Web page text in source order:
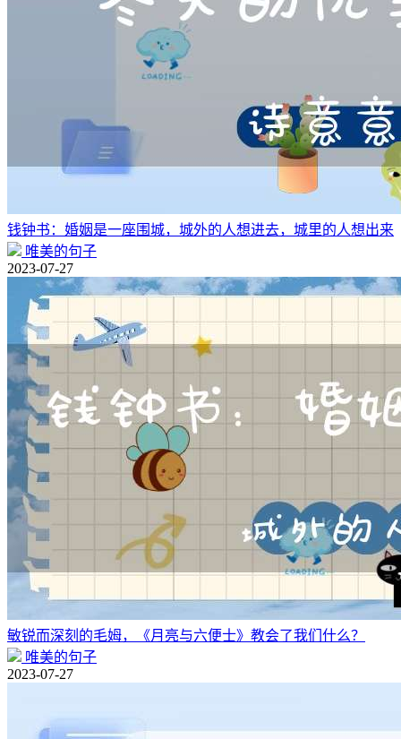
钱钟书：婚姻是一座围城，城外的人想进去，城里的人想出来
唯美的句子
2023-07-27
敏锐而深刻的毛姆，《月亮与六便士》教会了我们什么？
唯美的句子
2023-07-27